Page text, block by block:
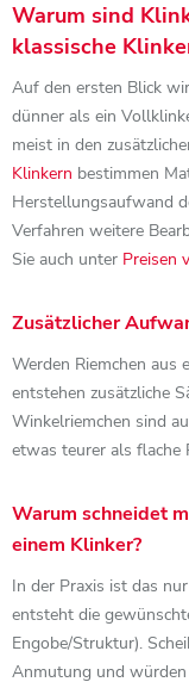
Warum sind
klassische
Auf den ersten Blick
dünner als ein
meist in den
Klinkern bestimmen
Herstellungsaufwand
Verfahren weitere
Sie auch unter Preisen
Zusätzlicher
Werden Riemchen aus
entstehen zusätzliche
Winkelriemchen sind
etwas teurer als flache
Warum schneidet
einem Klinker?
In der Praxis ist das
entsteht die
Engobe/Struktur).
Anmutung und würden